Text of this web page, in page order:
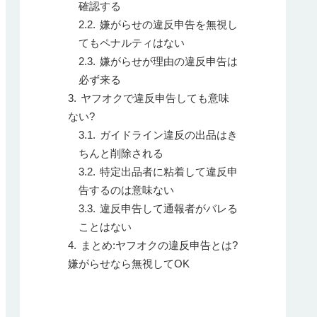
確認する
嫌がらせの違反申告を無視し
てもペナルティはない
嫌がらせが理由の違反申告は
必ず来る
ヤフオクで違反申告しても意味
ない?
ガイドライン違反の出品はき
ちんと削除される
特定出品者に粘着して違反申
告するのは意味ない
違反申告して通報者がバレる
ことはない
まとめ:ヤフオクの違反申告とは?
嫌がらせなら無視してOK